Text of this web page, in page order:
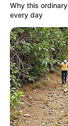
Why this
every day